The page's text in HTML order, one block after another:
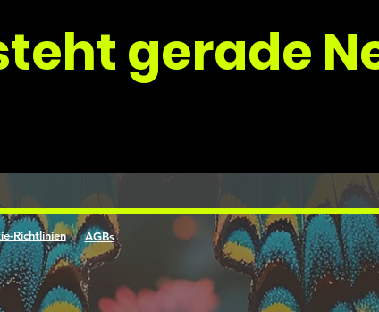
gerade
Richtlinien AGBs